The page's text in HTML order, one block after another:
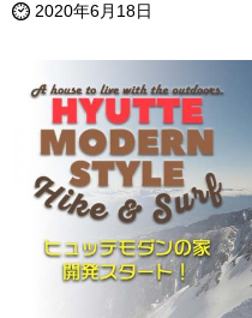
2020年6月18日